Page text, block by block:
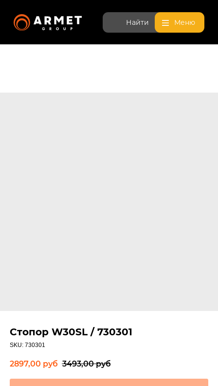
Найти
Стопор W30SL / 730301
SKU: 730301
2897,00 руб 3493,00 руб